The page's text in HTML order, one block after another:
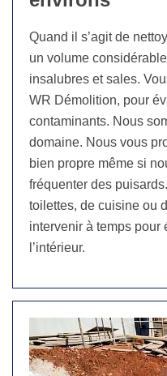
Quand il s’agit de
un volume
insalubres et sales.
WR Démolition, pour
contaminants. Nous
domaine. Nous vous
bien propre même si
fréquenter des
toilettes, de cuisine ou
intervenir à temps pour
l’intérieur.